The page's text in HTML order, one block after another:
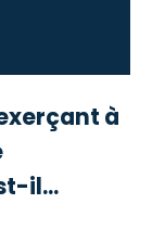
à
il...